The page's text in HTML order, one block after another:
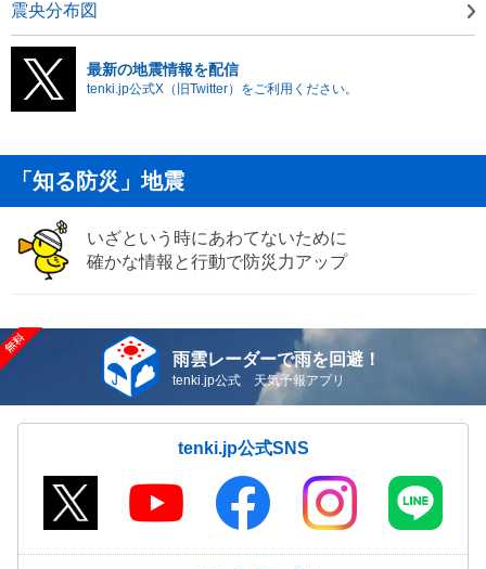
震央分布図
最新の地震情報を配信
tenki.jp公式X（旧Twitter）をご利用ください。
「知る防災」地震
いざという時にあわてないために
確かな情報と行動で防災力アップ
雨雲レーダーで雨を回避！
tenki.jp公式 天気予報アプリ
tenki.jp公式SNS